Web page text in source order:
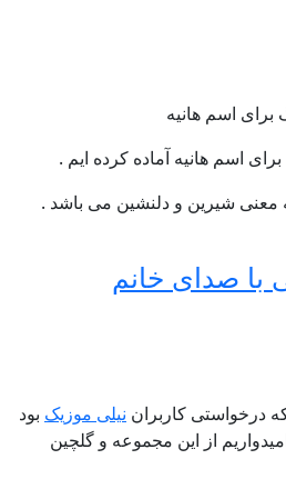
اسم هانیه آماده کرده ایم .
معنی شیرین و دلنشین می باشد .
با صدای خانم
درخواستی کاربران نیلی موزیک بود
از این مجموعه و گلچین